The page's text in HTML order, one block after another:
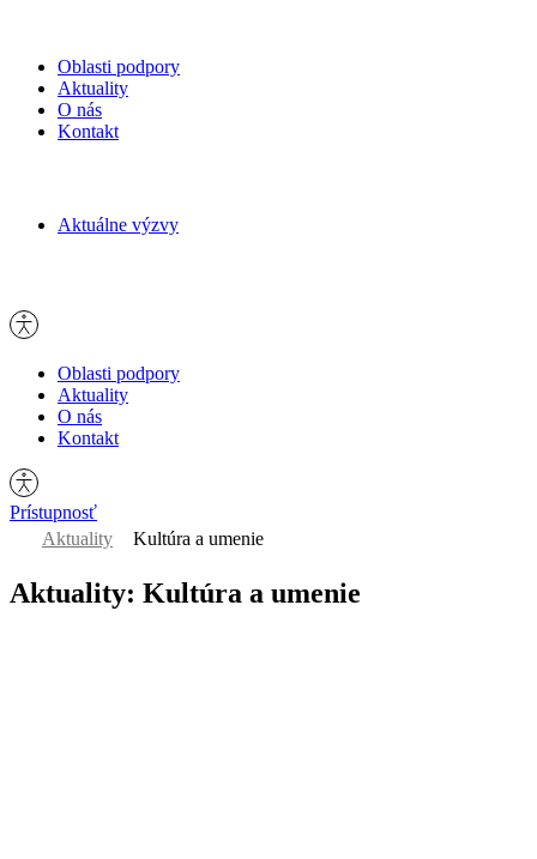
Oblasti podpory
Aktuality
O nás
Kontakt
Aktuálne výzvy
Oblasti podpory
Aktuality
O nás
Kontakt
Prístupnosť
Aktuality
Kultúra a umenie
Aktuality: Kultúra a umenie